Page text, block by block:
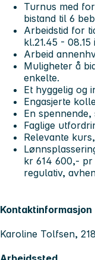
Turnus med
bistand til 6
Arbeidstid for
kl.21.45 - 08.15
Arbeid
Muligheter å
enkelte.
Et hyggelig og
Engasjerte
En
Faglige
Relevante
kr 614 600,- pr
regulativ,
Kontaktinformasjon
Karoline Tolfsen,